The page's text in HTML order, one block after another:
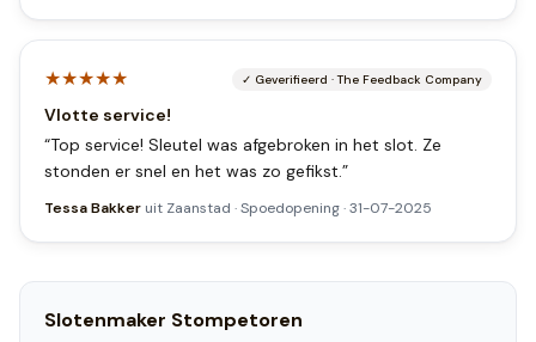
★★★★★ ✓ Geverifieerd ·The Feedback Company
Vlotte service!
“Top service! Sleutel was afgebroken in het slot. Ze
stonden er snel en het was zo gefikst.”
Tessa Bakker uit Zaanstad ·Spoedopening·31-07-2025
Slotenmaker Stompetoren